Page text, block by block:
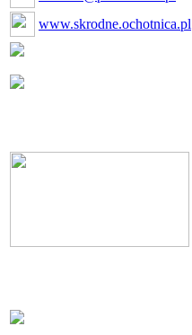
www.skrodne.ochotnica.pl